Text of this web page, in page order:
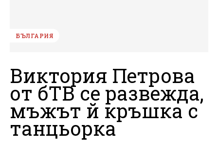
БЪЛГАРИЯ
Виктория Петрова
от бТВ се развежда,
мъжът й кръшка с
танцьорка